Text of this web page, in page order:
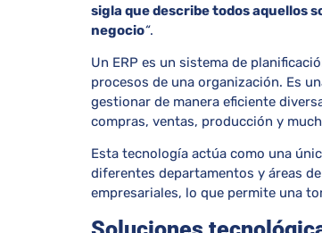
sigla que describe todos aquellos
negocio“.
Un ERP es un sistema de
procesos de una organización. Es
gestionar de manera eficiente
compras, ventas, producción y
Esta tecnología actúa como una
diferentes departamentos y áreas
empresariales, lo que permite una